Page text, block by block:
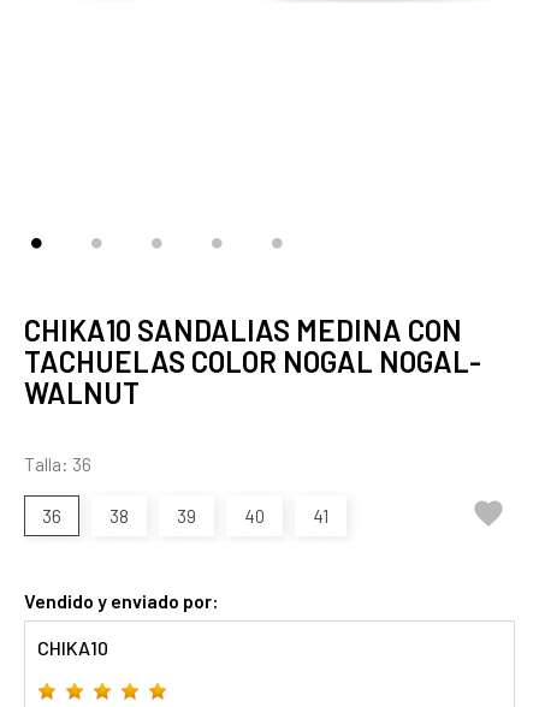
CHIKA10 SANDALIAS MEDINA CON
TACHUELAS COLOR NOGAL NOGAL-
WALNUT
Talla: 36
36 38 39 40 41 
Vendido y enviado por:
CHIKA10